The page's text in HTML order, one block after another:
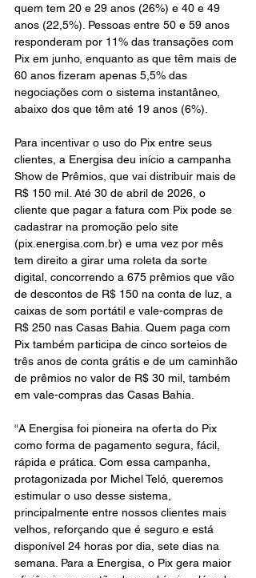
quem tem 20 e 29 anos (26%) e 40 e 49
anos (22,5%). Pessoas entre 50 e 59 anos
responderam por 11% das transações com
Pix em junho, enquanto as que têm mais de
60 anos fizeram apenas 5,5% das
negociações com o sistema instantâneo,
abaixo dos que têm até 19 anos (6%).
Para incentivar o uso do Pix entre seus
clientes, a Energisa deu início a campanha
Show de Prêmios, que vai distribuir mais de
R$ 150 mil. Até 30 de abril de 2026, o
cliente que pagar a fatura com Pix pode se
cadastrar na promoção pelo site
(pix.energisa.com.br) e uma vez por mês
tem direito a girar uma roleta da sorte
digital, concorrendo a 675 prêmios que vão
de descontos de R$ 150 na conta de luz, a
caixas de som portátil e vale-compras de
R$ 250 nas Casas Bahia. Quem paga com
Pix também participa de cinco sorteios de
três anos de conta grátis e de um caminhão
de prêmios no valor de R$ 30 mil, também
em vale-compras das Casas Bahia.
“A Energisa foi pioneira na oferta do Pix
como forma de pagamento segura, fácil,
rápida e prática. Com essa campanha,
protagonizada por Michel Teló, queremos
estimular o uso desse sistema,
principalmente entre nossos clientes mais
velhos, reforçando que é seguro e está
disponível 24 horas por dia, sete dias na
semana. Para a Energisa, o Pix gera maior